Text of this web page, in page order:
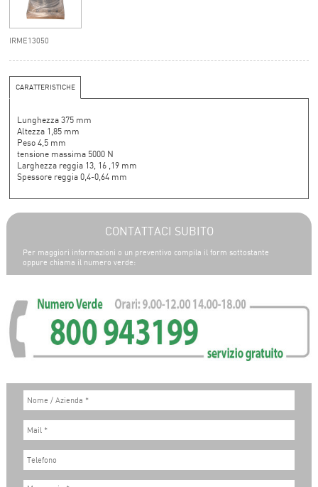
IRME13050
CARATTERISTICHE
Lunghezza 375 mm
Altezza 1,85 mm
Peso 4,5 mm
tensione massima 5000 N
Larghezza reggia 13, 16 ,19 mm
Spessore reggia 0,4-0,64 mm
CONTATTACI SUBITO
Per maggiori informazioni o un preventivo compila il form sottostante
oppure chiama il numero verde: